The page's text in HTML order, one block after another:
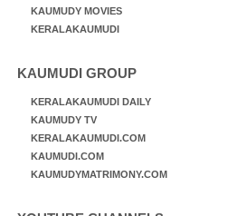
KAUMUDY MOVIES
KERALAKAUMUDI
KAUMUDI GROUP
KERALAKAUMUDI DAILY
KAUMUDY TV
KERALAKAUMUDI.COM
KAUMUDI.COM
KAUMUDYMATRIMONY.COM